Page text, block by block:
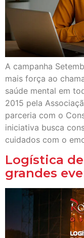
A campanha
mais força ao
saúde mental em
2015 pela
parceria com o
iniciativa busca
cuidados com o
Logística
grandes